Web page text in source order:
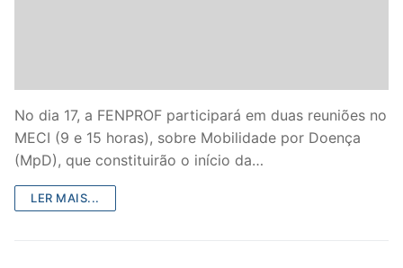
No dia 17, a FENPROF participará em duas reuniões no
MECI (9 e 15 horas), sobre Mobilidade por Doença
(MpD), que constituirão o início da…
LER MAIS...